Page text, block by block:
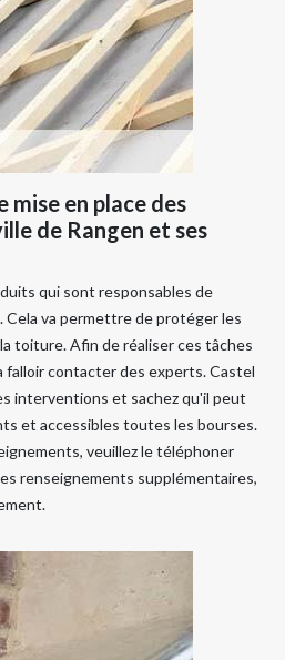
mise en place des
de Rangen et ses
qui sont responsables de
Cela va permettre de protéger les
toiture. Afin de réaliser ces tâches
falloir contacter des experts. Castel
interventions et sachez qu'il peut
et accessibles toutes les bourses.
veuillez le téléphoner
renseignements supplémentaires,